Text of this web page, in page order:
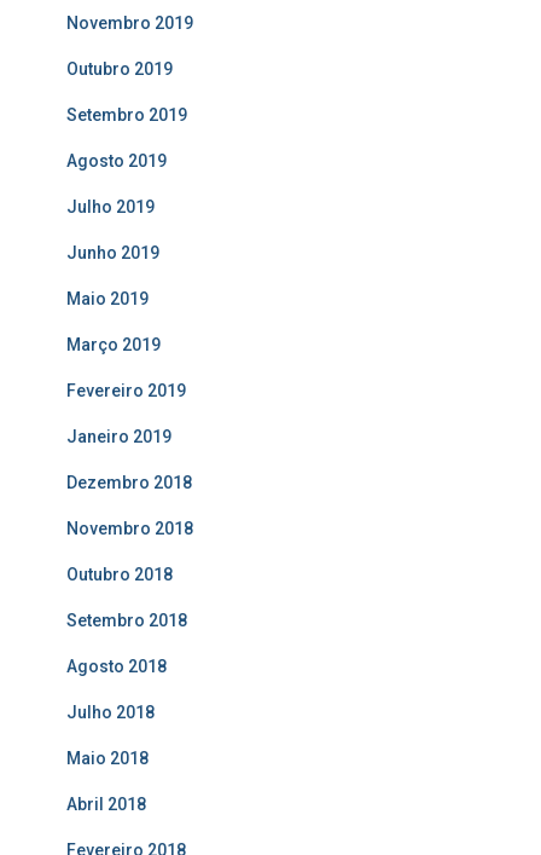
Novembro 2019
Outubro 2019
Setembro 2019
Agosto 2019
Julho 2019
Junho 2019
Maio 2019
Março 2019
Fevereiro 2019
Janeiro 2019
Dezembro 2018
Novembro 2018
Outubro 2018
Setembro 2018
Agosto 2018
Julho 2018
Maio 2018
Abril 2018
Fevereiro 2018